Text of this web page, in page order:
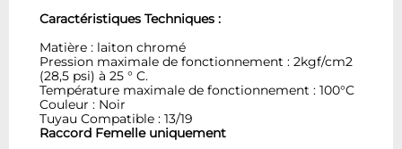
Caractéristiques Techniques :
Matière : laiton chromé
Pression maximale de fonctionnement : 2kgf/cm2
(28,5 psi) à 25 ° C.
Température maximale de fonctionnement : 100°C
Couleur : Noir
Tuyau Compatible : 13/19
Raccord Femelle uniquement